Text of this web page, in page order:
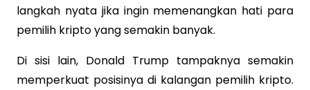
langkah nyata jika ingin memenangkan hati para
pemilih kripto yang semakin banyak.
Di sisi lain, Donald Trump tampaknya semakin
memperkuat posisinya di kalangan pemilih kripto.